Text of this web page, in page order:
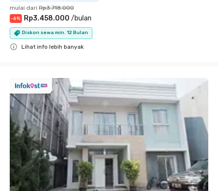
mulai dari Rp3.718.000
-6% Rp3.458.000 /bulan
Diskon sewa min. 12 Bulan
Lihat info lebih banyak